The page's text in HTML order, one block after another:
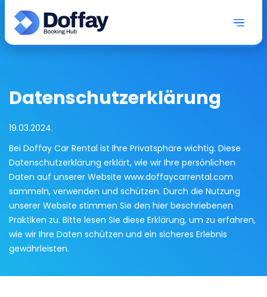
Datenschutzerklärung
19.03.2024.
Bei Doffay Car Rental ist Ihre Privatsphäre wichtig. Diese
Datenschutzerklärung erklärt, wie wir Ihre persönlichen
Daten auf unserer Website www.doffaycarrental.com
sammeln, verwenden und schützen. Durch die Nutzung
unserer Website stimmen Sie den hier beschriebenen
Praktiken zu. Bitte lesen Sie diese Erklärung, um zu erfahren,
wie wir Ihre Daten schützen und ein sicheres Erlebnis
gewährleisten.